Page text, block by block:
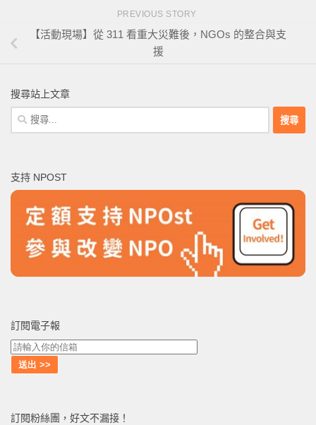
PREVIOUS STORY
【活動現場】從 311 看重大災難後，NGOs 的整合與支
援
搜尋站上文章
搜
尋
字:
支持 NPOST
訂閱電子報
訂閱粉絲團，好文不漏接！